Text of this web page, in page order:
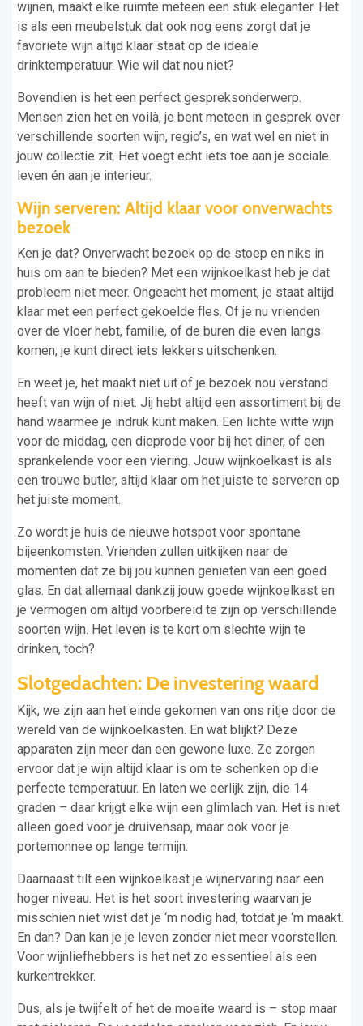
wijnen, maakt elke ruimte meteen een stuk eleganter. Het
is als een meubelstuk dat ook nog eens zorgt dat je
favoriete wijn altijd klaar staat op de ideale
drinktemperatuur. Wie wil dat nou niet?
Bovendien is het een perfect gespreksonderwerp.
Mensen zien het en voilà, je bent meteen in gesprek over
verschillende soorten wijn, regio’s, en wat wel en niet in
jouw collectie zit. Het voegt echt iets toe aan je sociale
leven én aan je interieur.
Wijn serveren: Altijd klaar voor onverwachts
bezoek
Ken je dat? Onverwacht bezoek op de stoep en niks in
huis om aan te bieden? Met een wijnkoelkast heb je dat
probleem niet meer. Ongeacht het moment, je staat altijd
klaar met een perfect gekoelde fles. Of je nu vrienden
over de vloer hebt, familie, of de buren die even langs
komen; je kunt direct iets lekkers uitschenken.
En weet je, het maakt niet uit of je bezoek nou verstand
heeft van wijn of niet. Jij hebt altijd een assortiment bij de
hand waarmee je indruk kunt maken. Een lichte witte wijn
voor de middag, een dieprode voor bij het diner, of een
sprankelende voor een viering. Jouw wijnkoelkast is als
een trouwe butler, altijd klaar om het juiste te serveren op
het juiste moment.
Zo wordt je huis de nieuwe hotspot voor spontane
bijeenkomsten. Vrienden zullen uitkijken naar de
momenten dat ze bij jou kunnen genieten van een goed
glas. En dat allemaal dankzij jouw goede wijnkoelkast en
je vermogen om altijd voorbereid te zijn op verschillende
soorten wijn. Het leven is te kort om slechte wijn te
drinken, toch?
Slotgedachten: De investering waard
Kijk, we zijn aan het einde gekomen van ons ritje door de
wereld van de wijnkoelkasten. En wat blijkt? Deze
apparaten zijn meer dan een gewone luxe. Ze zorgen
ervoor dat je wijn altijd klaar is om te schenken op die
perfecte temperatuur. En laten we eerlijk zijn, die 14
graden – daar krijgt elke wijn een glimlach van. Het is niet
alleen goed voor je druivensap, maar ook voor je
portemonnee op lange termijn.
Daarnaast tilt een wijnkoelkast je wijnervaring naar een
hoger niveau. Het is het soort investering waarvan je
misschien niet wist dat je ‘m nodig had, totdat je ‘m maakt.
En dan? Dan kan je je leven zonder niet meer voorstellen.
Voor wijnliefhebbers is het net zo essentieel als een
kurkentrekker.
Dus, als je twijfelt of het de moeite waard is – stop maar